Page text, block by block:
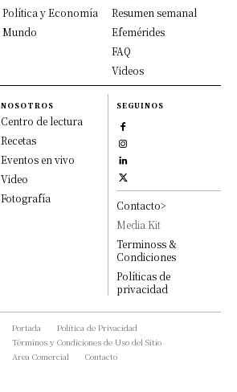
Política y Economía
Mundo
Resumen semanal
Efemérides
FAQ
Videos
NOSOTROS
Centro de lectura
Recetas
Eventos en vivo
Video
Fotografía
SEGUINOS
Contacto>
Media Kit
Terminoss &
Condiciones
Políticas de
privacidad
Portada
Política de Privacidad
Términos y Condiciones de Uso del Sitio
Area Comercial
Contacto